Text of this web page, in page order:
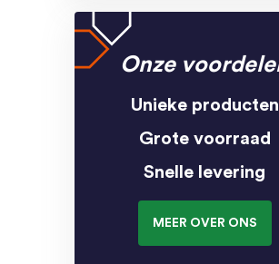
Onze
Unieke producten
Grote voorraad
Snelle levering
MEER OVER ONS